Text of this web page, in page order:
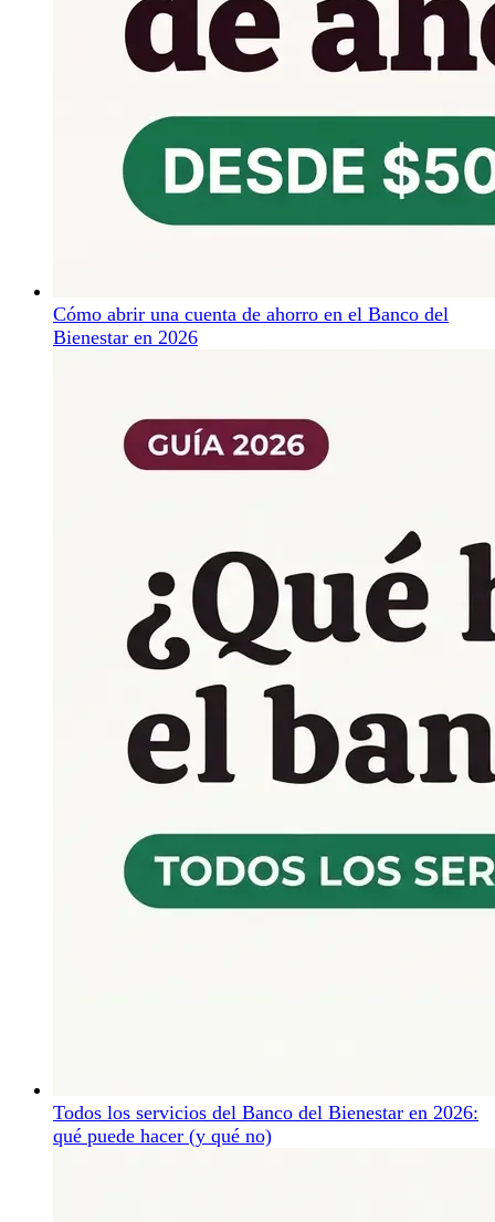
Cómo abrir una cuenta de ahorro en el Banco del
Bienestar en 2026
Todos los servicios del Banco del Bienestar en 2026:
qué puede hacer (y qué no)